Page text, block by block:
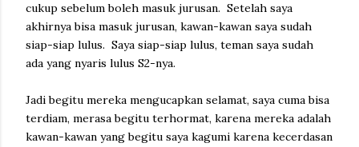
cukup sebelum boleh masuk jurusan. Setelah saya
akhirnya bisa masuk jurusan, kawan-kawan saya sudah
siap-siap lulus. Saya siap-siap lulus, teman saya sudah
ada yang nyaris lulus S2-nya.
Jadi begitu mereka mengucapkan selamat, saya cuma bisa
terdiam, merasa begitu terhormat, karena mereka adalah
kawan-kawan yang begitu saya kagumi karena kecerdasan